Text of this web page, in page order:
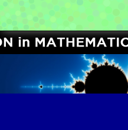
计算机科学圈